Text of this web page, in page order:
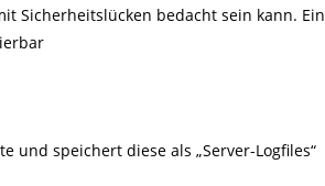
Sicherheitslücken bedacht sein kann. Ein
und speichert diese als „Server-Logfiles“